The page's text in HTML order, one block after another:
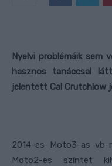
Nyelvi problémáik sem
hasznos tanáccsal
jelentett Cal Crutchlow
2014-es Moto3-as
Moto2-es szintet